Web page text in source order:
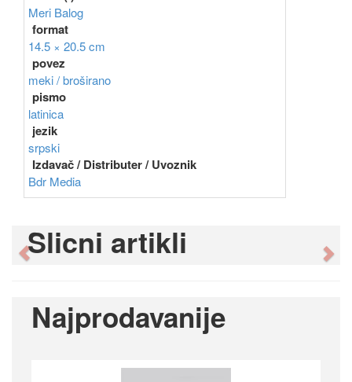
Meri Balog
format
14.5 × 20.5 cm
povez
meki / broširano
pismo
latinica
jezik
srpski
Izdavač / Distributer / Uvoznik
Bdr Media
Slicni artikli
Previous
Najprodavanije